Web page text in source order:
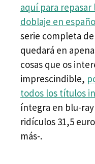
aquí para
doblaje en
serie completa de
quedará en
cosas que os
imprescindible,
todos los títulos
íntegra en blu-
ridículos 31,5
más-.